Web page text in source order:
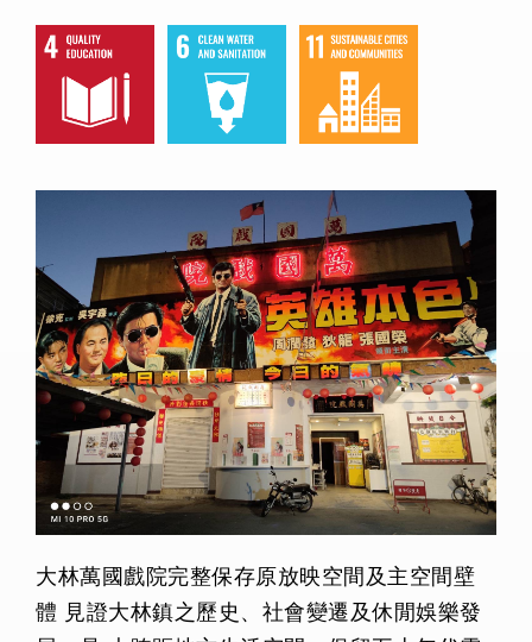
大林萬國戲院完整保存原放映空間及主空間壁
體 見證大林鎮之歷史、社會變遷及休閒娛樂發